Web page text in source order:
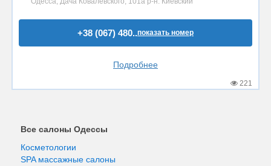
+38 (067) 480..показать номер
Подробнее
221
Все салоны Одессы
Косметологии
SPA массажные салоны